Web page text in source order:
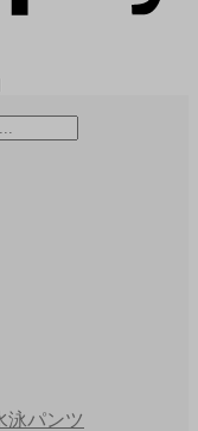
泳パンツ